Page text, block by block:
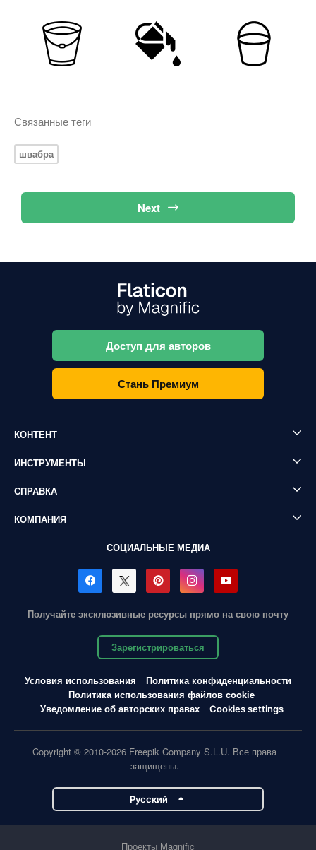
Связанные теги
швабра
Next
Доступ для авторов
Стань Премиум
КОНТЕНТ
ИНСТРУМЕНТЫ
СПРАВКА
КОМПАНИЯ
СОЦИАЛЬНЫЕ МЕДИА
Получайте эксклюзивные ресурсы прямо на свою почту
Зарегистрироваться
Условия использования
Политика конфиденциальности
Политика использования файлов cookie
Уведомление об авторских правах
Cookies settings
Copyright © 2010-2026 Freepik Company S.L.U. Все права
защищены.
Pусский
Проекты Magnific